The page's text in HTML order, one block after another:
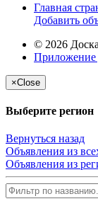
Главная
Добавить
© 2026
Приложение
×Close
Выберите регион
Вернуться назад
Объявления из
Объявления из